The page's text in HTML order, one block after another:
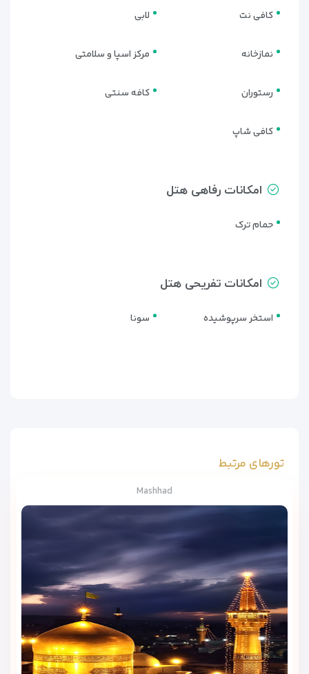
کافی نت لابی
نمازخانه مرکز اسپا و سلامتی
رستوران کافه سنتی
کافی شاپ
امکانات رفاهی هتل
حمام ترک
امکانات تفریحی هتل
استخر سرپوشیده سونا
تورهای مرتبط
Mashhad